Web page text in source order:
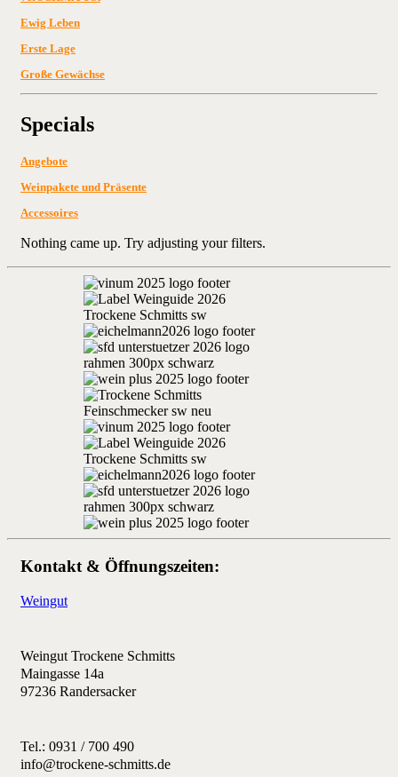
Ewig Leben
Erste Lage
Große Gewächse
Specials
Angebote
Weinpakete und Präsente
Accessoires
Nothing came up. Try adjusting your filters.
Kontakt & Öffnungszeiten:
Weingut
Weingut Trockene Schmitts
Maingasse 14a
97236 Randersacker
Tel.: 0931 / 700 490
info@trockene-schmitts.de